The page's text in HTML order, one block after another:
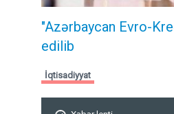
"Azərbaycan Evro-
edilib
İqtisadiyyat